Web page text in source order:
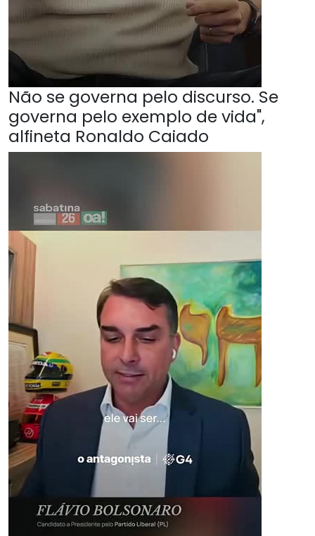
Não se governa pelo discurso. Se
governa pelo exemplo de vida",
alfineta Ronaldo Caiado